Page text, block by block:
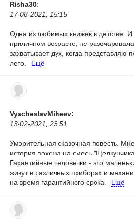
Risha30:
17-08-2021, 15:15
Одна из любимых книжек в детстве. И
приличном возрасте, не
захватывает дух, когда представляю
лето.
Ещё
VyacheslavMiheev:
13-02-2021, 23:51
Уморительная сказочная повесть.
история похожа на смесь
Гарантийные человечки - это
живут в различных приборах и
на время гарантийного срока.
Ещё